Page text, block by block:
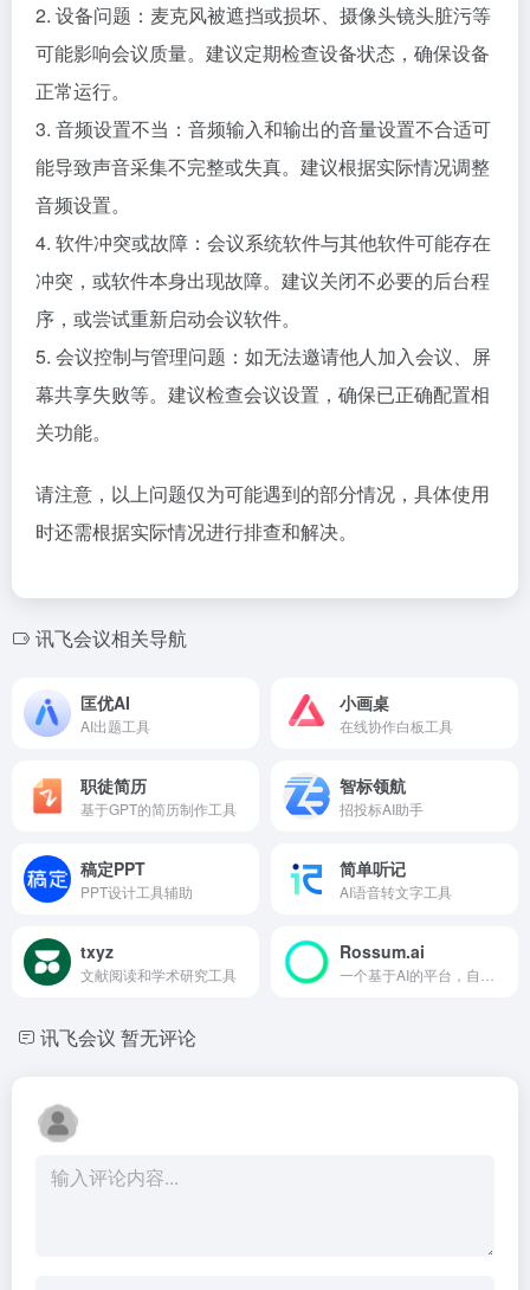
2. 设备问题：麦克风被遮挡或损坏、摄像头镜头脏污等
可能影响会议质量。建议定期检查设备状态，确保设备
正常运行。
3. 音频设置不当：音频输入和输出的音量设置不合适可
能导致声音采集不完整或失真。建议根据实际情况调整
音频设置。
4. 软件冲突或故障：会议系统软件与其他软件可能存在
冲突，或软件本身出现故障。建议关闭不必要的后台程
序，或尝试重新启动会议软件。
5. 会议控制与管理问题：如无法邀请他人加入会议、屏
幕共享失败等。建议检查会议设置，确保已正确配置相
关功能。
请注意，以上问题仅为可能遇到的部分情况，具体使用
时还需根据实际情况进行排查和解决。
讯飞会议相关导航
匡优AI
AI出题工具
小画桌
在线协作白板工具
职徒简历
基于GPT的简历制作工具
智标领航
招投标AI助手
稿定PPT
PPT设计工具辅助
简单听记
AI语音转文字工具
txyz
文献阅读和学术研究工具
Rossum.ai
讯飞会议 暂无评论